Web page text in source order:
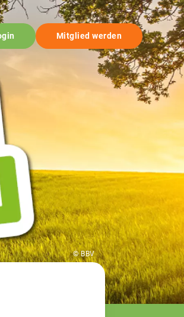
Mitglied werden
© BBV